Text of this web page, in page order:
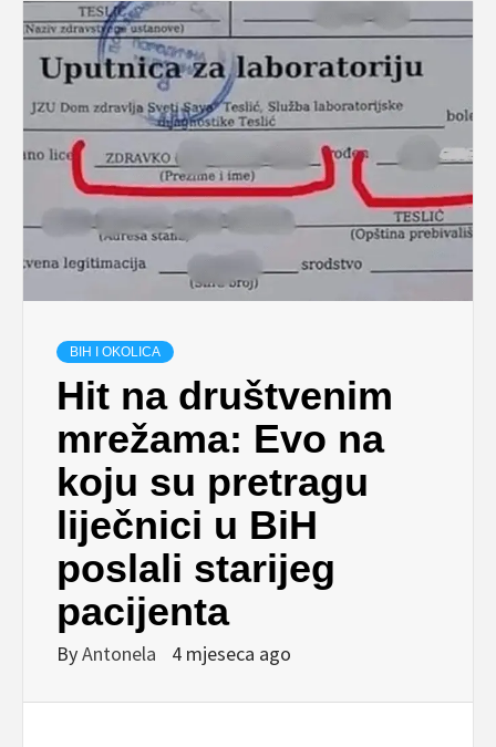
BIH I OKOLICA
Hit na društvenim
mrežama: Evo na
koju su pretragu
liječnici u BiH
poslali starijeg
pacijenta
ByAntonela 4 mjeseca ago